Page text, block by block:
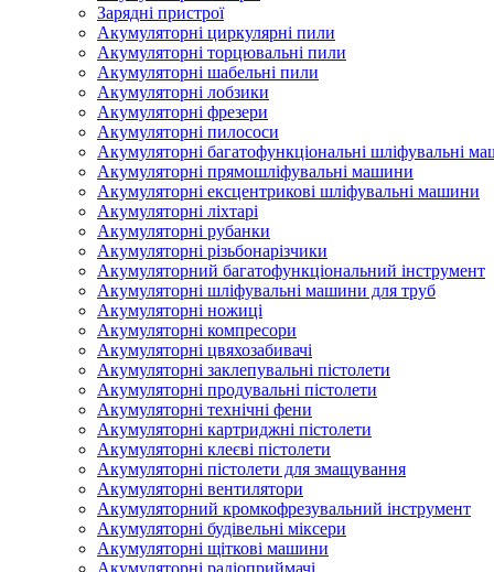
Зарядні пристрої
Акумуляторні циркулярні пили
Акумуляторні торцювальні пили
Акумуляторні шабельні пили
Акумуляторні лобзики
Акумуляторні фрезери
Акумуляторні пилососи
Акумуляторні багатофункціональні шліфувальні
Акумуляторні прямошліфувальні машини
Акумуляторні ексцентрикові шліфувальні машини
Акумуляторні ліхтарі
Акумуляторні рубанки
Акумуляторні різьбонарізчики
Акумуляторний багатофункціональний інструмент
Акумуляторні шліфувальні машини для труб
Акумуляторні ножиці
Акумуляторні компресори
Акумуляторні цвяхозабивачі
Акумуляторні заклепувальні пістолети
Акумуляторні продувальні пістолети
Акумуляторні технічні фени
Акумуляторні картриджні пістолети
Акумуляторні клеєві пістолети
Акумуляторні пістолети для змащування
Акумуляторні вентилятори
Акумуляторний кромкофрезувальний інструмент
Акумуляторні будівельні міксери
Акумуляторні щіткові машини
Акумуляторні радіоприймачі